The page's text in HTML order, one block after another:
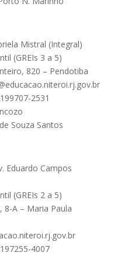
Mistral (Integral)
(GREIs 3 a 5)
820 – Pendotiba
2531
Souza Santos
Eduardo Campos
(GREIs 2 a 5)
8-A – Maria Paula
4007